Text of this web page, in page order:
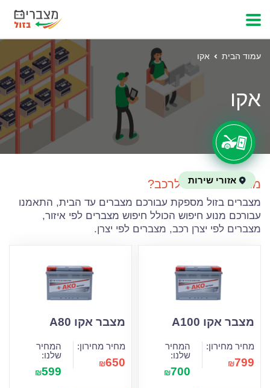
עמוד הבית אקו
אקו
מחפשים מצבר לרכב?
מצברים בזול מספקת עבורכם מצברים עד הבית, התאמנו
עבורכם מנוע חיפוש הכולל חיפוש מצברים לפי איזור,
מצברים לפי יצרן רכב, מצברים לפי יצרן.
מצבר אקו A100
מחיר מחירון:
₪799
המחיר
שלנו:
₪700
מצבר אקו A80
מחיר מחירון:
₪650
המחיר
שלנו:
₪599
אזורי שירות